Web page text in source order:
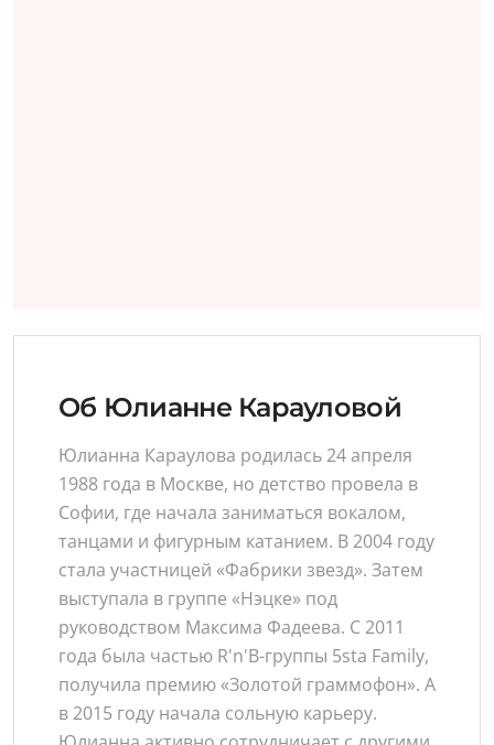
Об Юлианне Карауловой
Юлианна Караулова родилась 24 апреля
1988 года в Москве, но детство провела в
Софии, где начала заниматься вокалом,
танцами и фигурным катанием. В 2004 году
стала участницей «Фабрики звезд». Затем
выступала в группе «Нэцке» под
руководством Максима Фадеева. С 2011
года была частью R'n'B-группы 5sta Family,
получила премию «Золотой граммофон». А
в 2015 году начала сольную карьеру.